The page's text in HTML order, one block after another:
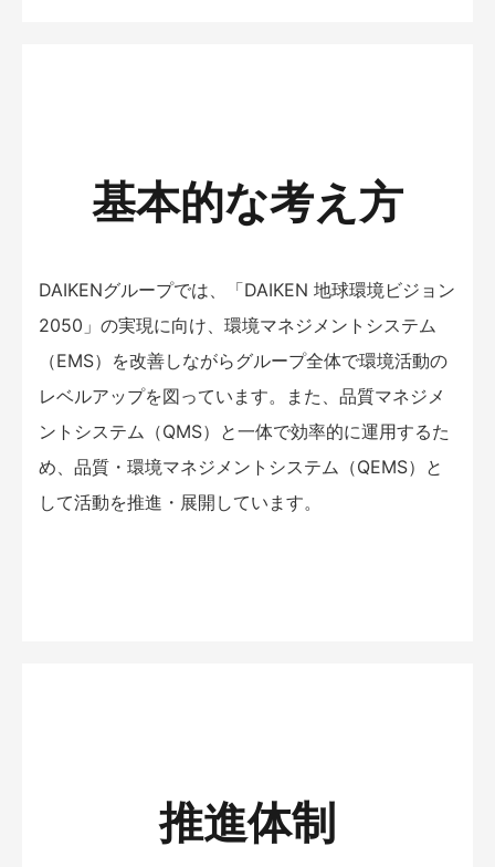
基本的な考え方
DAIKENグループでは、「DAIKEN 地球環境ビジョン
2050」の実現に向け、環境マネジメントシステム
（EMS）を改善しながらグループ全体で環境活動の
レベルアップを図っています。また、品質マネジメ
ントシステム（QMS）と一体で効率的に運用するた
め、品質・環境マネジメントシステム（QEMS）と
して活動を推進・展開しています。
推進体制